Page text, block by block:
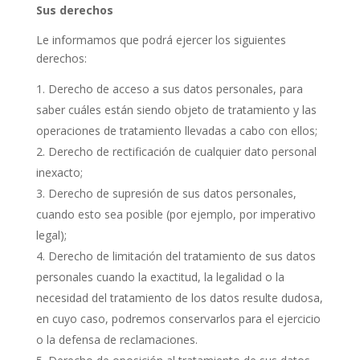
Sus derechos
Le informamos que podrá ejercer los siguientes
derechos:
Derecho de acceso a sus datos personales, para
saber cuáles están siendo objeto de tratamiento y las
operaciones de tratamiento llevadas a cabo con ellos;
Derecho de rectificación de cualquier dato personal
inexacto;
Derecho de supresión de sus datos personales,
cuando esto sea posible (por ejemplo, por imperativo
legal);
Derecho de limitación del tratamiento de sus datos
personales cuando la exactitud, la legalidad o la
necesidad del tratamiento de los datos resulte dudosa,
en cuyo caso, podremos conservarlos para el ejercicio
o la defensa de reclamaciones.